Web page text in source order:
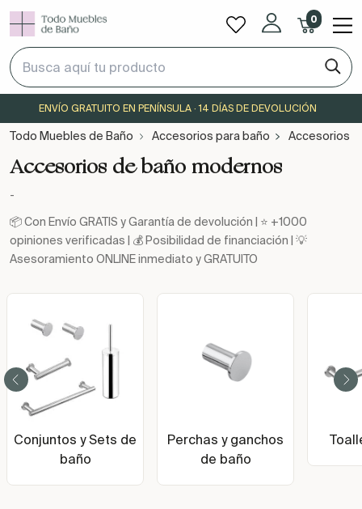
0
ENVÍO GRATUITO EN PENÍNSULA · 14 DÍAS DE DEVOLUCIÓN
Todo Muebles de Baño Accesorios para baño Accesorios
Accesorios de baño modernos
-
📦 Con Envío GRATIS y Garantía de devolución | ⭐ +1000
opiniones verificadas | 💰 Posibilidad de financiación | 💡
Asesoramiento ONLINE inmediato y GRATUITO
Conjuntos y Sets de
baño
Perchas y ganchos
de baño